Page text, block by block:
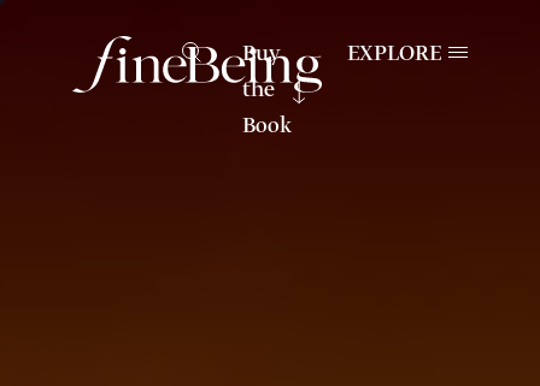
Buy
the
Book
EXPLORE